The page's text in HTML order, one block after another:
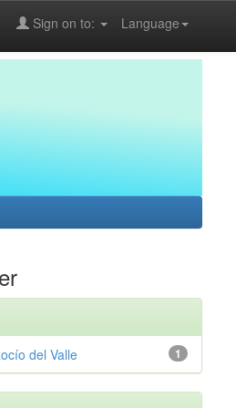
Language
Sign on to:
1
del Valle